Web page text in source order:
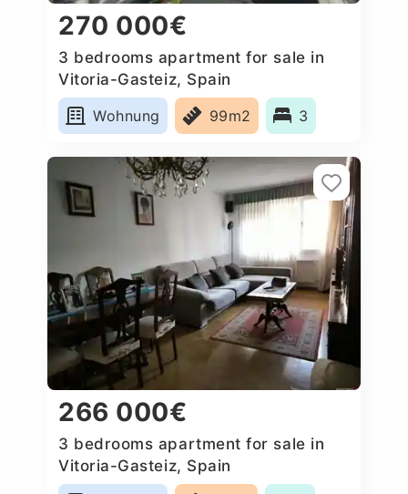
270 000€
3 bedrooms apartment for sale in
Vitoria-Gasteiz, Spain
Wohnung
99m2 3
266 000€
3 bedrooms apartment for sale in
Vitoria-Gasteiz, Spain